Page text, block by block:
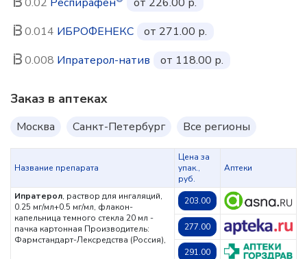
0.014 ИБРОФЕНЕКС
от 271.00 р.
0.008 Ипратерол-натив от 118.00 р.
Заказ в аптеках
Москва Санкт-Петербург Все регионы
Название препарата
Цена за
упак.,
руб.
Аптеки
Ипратерол, раствор для ингаляций,
0.25 мг/мл+0.5 мг/мл, флакон-
капельница темного стекла 20 мл -
пачка картонная Производитель:
Фармстандарт-Лексредства (Россия),
203.00
277.00
291.00